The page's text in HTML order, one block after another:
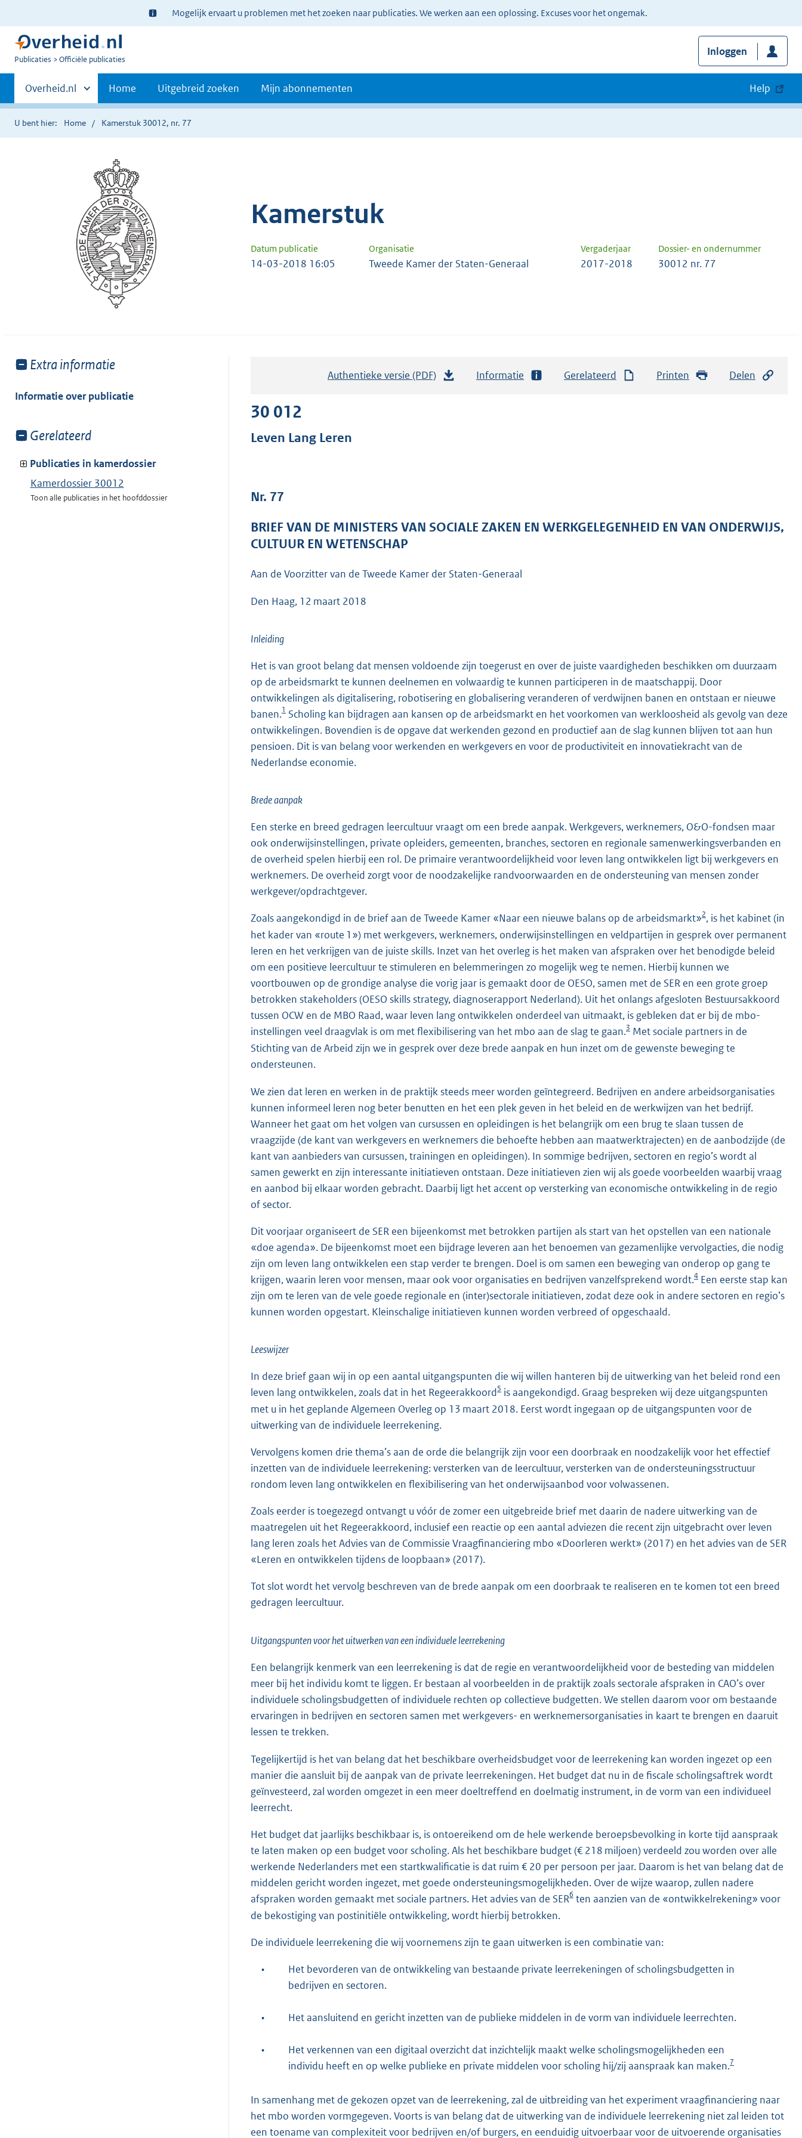
Ter
informatie:
Mogelijk ervaart u problemen met het zoeken naar publicaties. We werken aan een oplossing. Excuses voor het ongemak.
U
Publicaties Officiële publicaties
Inloggen
Primaire
navigatie
Andere
sites
binnen
Overheid.nl Home Uitgebreid zoeken Mijn abonnementen Help
U bent hier: Home Kamerstuk 30012, nr. 77
Kamerstuk
Datum publicatie Organisatie Vergaderjaar Dossier- en ondernummer
14-03-2018 16:05 Tweede Kamer der Staten-Generaal 2017-2018 30012 nr. 77
Toon
van:
Extra informatie
Informatie over publicatie
Toon
van:
Gerelateerd
Publicaties in kamerdossier
Kamerdossier 30012
Toon alle publicaties in het hoofddossier
Authentieke versie (PDF)
r
t
K
b
Informatie Gerelateerd Printen Delen
30 012
Leven Lang Leren
Nr. 77
BRIEF VAN DE MINISTERS VAN SOCIALE ZAKEN EN WERKGELEGENHEID EN VAN ONDERWIJS,
CULTUUR EN WETENSCHAP
Aan de Voorzitter van de Tweede Kamer der Staten-Generaal
Den Haag, 12 maart 2018
Inleiding
Het is van groot belang dat mensen voldoende zijn toegerust en over de juiste vaardigheden beschikken om duurzaam
op de arbeidsmarkt te kunnen deelnemen en volwaardig te kunnen participeren in de maatschappij. Door
ontwikkelingen als digitalisering, robotisering en globalisering veranderen of verdwijnen banen en ontstaan er nieuwe
banen.1 Scholing kan bijdragen aan kansen op de arbeidsmarkt en het voorkomen van werkloosheid als gevolg van deze
ontwikkelingen. Bovendien is de opgave dat werkenden gezond en productief aan de slag kunnen blijven tot aan hun
pensioen. Dit is van belang voor werkenden en werkgevers en voor de productiviteit en innovatiekracht van de
Nederlandse economie.
Brede aanpak
Een sterke en breed gedragen leercultuur vraagt om een brede aanpak. Werkgevers, werknemers, O&O-fondsen maar
ook onderwijsinstellingen, private opleiders, gemeenten, branches, sectoren en regionale samenwerkingsverbanden en
de overheid spelen hierbij een rol. De primaire verantwoordelijkheid voor leven lang ontwikkelen ligt bij werkgevers en
werknemers. De overheid zorgt voor de noodzakelijke randvoorwaarden en de ondersteuning van mensen zonder
werkgever/opdrachtgever.
Zoals aangekondigd in de brief aan de Tweede Kamer «Naar een nieuwe balans op de arbeidsmarkt»2, is het kabinet (in
het kader van «route 1») met werkgevers, werknemers, onderwijsinstellingen en veldpartijen in gesprek over permanent
leren en het verkrijgen van de juiste skills. Inzet van het overleg is het maken van afspraken over het benodigde beleid
om een positieve leercultuur te stimuleren en belemmeringen zo mogelijk weg te nemen. Hierbij kunnen we
voortbouwen op de grondige analyse die vorig jaar is gemaakt door de OESO, samen met de SER en een grote groep
betrokken stakeholders (OESO skills strategy, diagnoserapport Nederland). Uit het onlangs afgesloten Bestuursakkoord
tussen OCW en de MBO Raad, waar leven lang ontwikkelen onderdeel van uitmaakt, is gebleken dat er bij de mbo-
instellingen veel draagvlak is om met flexibilisering van het mbo aan de slag te gaan.3 Met sociale partners in de
Stichting van de Arbeid zijn we in gesprek over deze brede aanpak en hun inzet om de gewenste beweging te
ondersteunen.
We zien dat leren en werken in de praktijk steeds meer worden geïntegreerd. Bedrijven en andere arbeidsorganisaties
kunnen informeel leren nog beter benutten en het een plek geven in het beleid en de werkwijzen van het bedrijf.
Wanneer het gaat om het volgen van cursussen en opleidingen is het belangrijk om een brug te slaan tussen de
vraagzijde (de kant van werkgevers en werknemers die behoefte hebben aan maatwerktrajecten) en de aanbodzijde (de
kant van aanbieders van cursussen, trainingen en opleidingen). In sommige bedrijven, sectoren en regio’s wordt al
samen gewerkt en zijn interessante initiatieven ontstaan. Deze initiatieven zien wij als goede voorbeelden waarbij vraag
en aanbod bij elkaar worden gebracht. Daarbij ligt het accent op versterking van economische ontwikkeling in de regio
of sector.
Dit voorjaar organiseert de SER een bijeenkomst met betrokken partijen als start van het opstellen van een nationale
«doe agenda». De bijeenkomst moet een bijdrage leveren aan het benoemen van gezamenlijke vervolgacties, die nodig
zijn om leven lang ontwikkelen een stap verder te brengen. Doel is om samen een beweging van onderop op gang te
krijgen, waarin leren voor mensen, maar ook voor organisaties en bedrijven vanzelfsprekend wordt.4 Een eerste stap kan
zijn om te leren van de vele goede regionale en (inter)sectorale initiatieven, zodat deze ook in andere sectoren en regio’s
kunnen worden opgestart. Kleinschalige initiatieven kunnen worden verbreed of opgeschaald.
Leeswijzer
In deze brief gaan wij in op een aantal uitgangspunten die wij willen hanteren bij de uitwerking van het beleid rond een
leven lang ontwikkelen, zoals dat in het Regeerakkoord5 is aangekondigd. Graag bespreken wij deze uitgangspunten
met u in het geplande Algemeen Overleg op 13 maart 2018. Eerst wordt ingegaan op de uitgangspunten voor de
uitwerking van de individuele leerrekening.
Vervolgens komen drie thema’s aan de orde die belangrijk zijn voor een doorbraak en noodzakelijk voor het effectief
inzetten van de individuele leerrekening: versterken van de leercultuur, versterken van de ondersteuningsstructuur
rondom leven lang ontwikkelen en flexibilisering van het onderwijsaanbod voor volwassenen.
Zoals eerder is toegezegd ontvangt u vóór de zomer een uitgebreide brief met daarin de nadere uitwerking van de
maatregelen uit het Regeerakkoord, inclusief een reactie op een aantal adviezen die recent zijn uitgebracht over leven
lang leren zoals het Advies van de Commissie Vraagfinanciering mbo «Doorleren werkt» (2017) en het advies van de SER
«Leren en ontwikkelen tijdens de loopbaan» (2017).
Tot slot wordt het vervolg beschreven van de brede aanpak om een doorbraak te realiseren en te komen tot een breed
gedragen leercultuur.
Uitgangspunten voor het uitwerken van een individuele leerrekening
Een belangrijk kenmerk van een leerrekening is dat de regie en verantwoordelijkheid voor de besteding van middelen
meer bij het individu komt te liggen. Er bestaan al voorbeelden in de praktijk zoals sectorale afspraken in CAO’s over
individuele scholingsbudgetten of individuele rechten op collectieve budgetten. We stellen daarom voor om bestaande
ervaringen in bedrijven en sectoren samen met werkgevers- en werknemersorganisaties in kaart te brengen en daaruit
lessen te trekken.
Tegelijkertijd is het van belang dat het beschikbare overheidsbudget voor de leerrekening kan worden ingezet op een
manier die aansluit bij de aanpak van de private leerrekeningen. Het budget dat nu in de fiscale scholingsaftrek wordt
geïnvesteerd, zal worden omgezet in een meer doeltreffend en doelmatig instrument, in de vorm van een individueel
leerrecht.
Het budget dat jaarlijks beschikbaar is, is ontoereikend om de hele werkende beroepsbevolking in korte tijd aanspraak
te laten maken op een budget voor scholing. Als het beschikbare budget (€ 218 miljoen) verdeeld zou worden over alle
werkende Nederlanders met een startkwalificatie is dat ruim € 20 per persoon per jaar. Daarom is het van belang dat de
middelen gericht worden ingezet, met goede ondersteuningsmogelijkheden. Over de wijze waarop, zullen nadere
afspraken worden gemaakt met sociale partners. Het advies van de SER6 ten aanzien van de «ontwikkelrekening» voor
de bekostiging van postinitiële ontwikkeling, wordt hierbij betrokken.
De individuele leerrekening die wij voornemens zijn te gaan uitwerken is een combinatie van:
•
Het bevorderen van de ontwikkeling van bestaande private leerrekeningen of scholingsbudgetten in
bedrijven en sectoren.
• Het aansluitend en gericht inzetten van de publieke middelen in de vorm van individuele leerrechten.
•
Het verkennen van een digitaal overzicht dat inzichtelijk maakt welke scholingsmogelijkheden een
individu heeft en op welke publieke en private middelen voor scholing hij/zij aanspraak kan maken.7
In samenhang met de gekozen opzet van de leerrekening, zal de uitbreiding van het experiment vraagfinanciering naar
het mbo worden vormgegeven. Voorts is van belang dat de uitwerking van de individuele leerrekening niet zal leiden tot
een toename van complexiteit voor bedrijven en/of burgers, en eenduidig uitvoerbaar voor de uitvoerende organisaties